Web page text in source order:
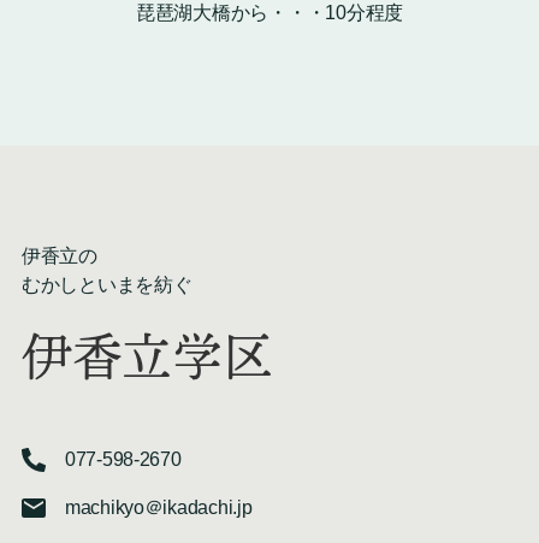
琵琶湖大橋から・・・10分程度
伊香立の
むかしといまを紡ぐ
伊香立学区
077-598-2670
machikyo＠ikadachi.jp